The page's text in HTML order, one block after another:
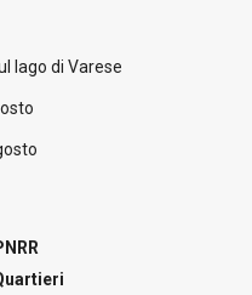
lago di Varese